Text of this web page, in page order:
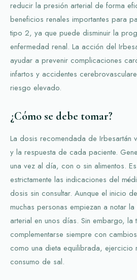
reducir la presión arterial de forma
beneficios renales importantes para
tipo 2, ya que puede disminuir la
enfermedad renal. La acción del
ayudar a prevenir complicaciones
infartos y accidentes
riesgo elevado.
¿Cómo se debe tomar?
La dosis recomendada de Irbesartán
y la respuesta de cada paciente.
una vez al día, con o sin alimentos.
estrictamente las indicaciones del
dosis sin consultar. Aunque el inicio
muchas personas empiezan a notar
arterial en unos días. Sin embargo, la
complementarse siempre con
como una dieta equilibrada, ejercicio
consumo de sal.